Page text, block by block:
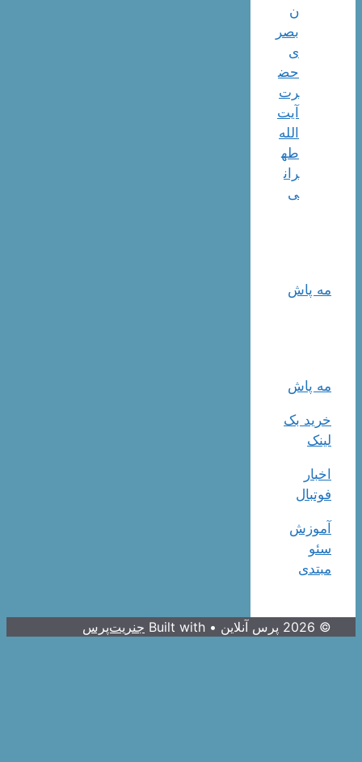
ن
بصر
ی
حض
رت
آیت
الله
طه
ران
ی
مه پاش
مه پاش
خرید بک
لینک
اخبار
فوتبال
آموزش
سئو
مبتدی
© 2026 پرس آنلاین • Built with جنریت‌پرس